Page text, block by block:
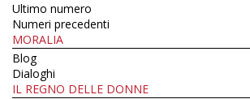
Ultimo numero
Numeri precedenti
MORALIA
Blog
Dialoghi
IL REGNO DELLE DONNE